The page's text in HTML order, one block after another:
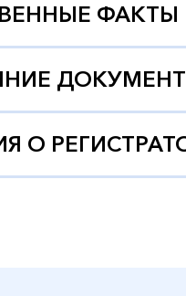
ФАКТЫ
О